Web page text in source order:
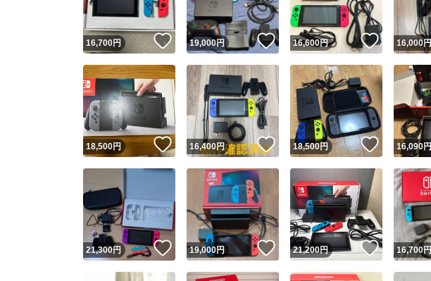
16,700円 いいね！
19,000円 いいね！
16,600円 いいね！
16,000円
18,500円 いいね！
16,400円 いいね！
18,500円 いいね！
16,090円
21,300円 いいね！
19,000円 いいね！
21,200円 いいね！
16,700円